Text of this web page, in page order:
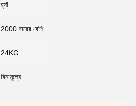
হ্যাঁ
2000 বারের বেশি
24KG
বিনামূল্যে